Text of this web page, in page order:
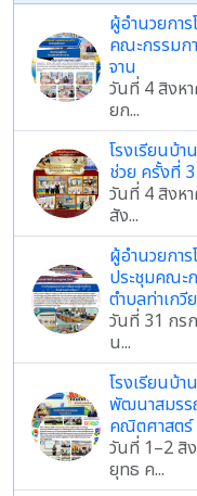
ผู้อำนวยกา
คณะกรรมก
จาน
วันที่ 4 สิงห
ยก...
โรงเรียนบ้า
ช่วย ครั้งที่ 3
วันที่ 4 สิงห
สัง...
ผู้อำนวยการ
ประชุมคณะ
ตำบลท่าเกวี
วันที่ 31 กร
น...
โรงเรียนบ้า
พัฒนาสมรร
คณิตศาสตร์
วันที่ 1–2 สิ
ยุทธ ค...